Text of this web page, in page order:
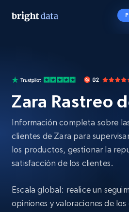
Zara Rastreo
Información completa sobre
clientes de Zara para
los productos, gestionar la
satisfacción de los clientes.
Escala global: realice un
opiniones y valoraciones de